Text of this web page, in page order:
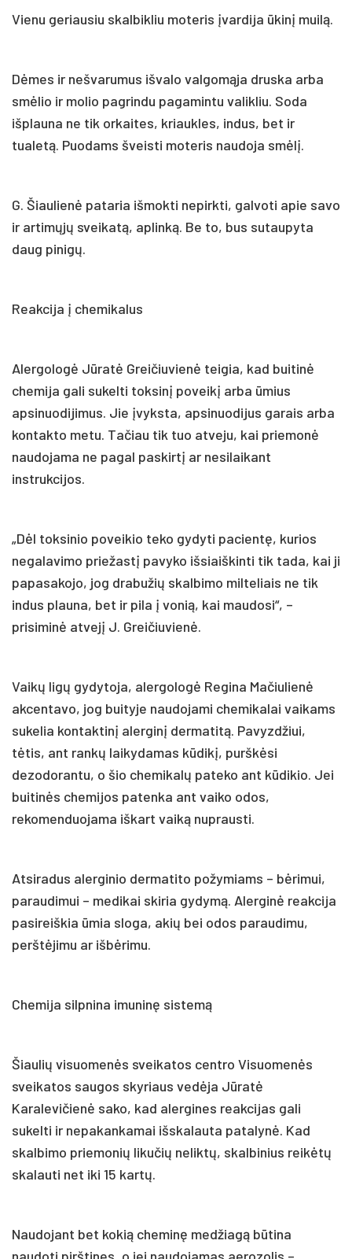
Vienu geriausiu skalbikliu moteris įvardija ūkinį muilą.
Dėmes ir nešvarumus išvalo valgomąja druska arba
smėlio ir molio pagrindu pagamintu valikliu. Soda
išplauna ne tik orkaites, kriaukles, indus, bet ir
tualetą. Puodams šveisti moteris naudoja smėlį.
G. Šiaulienė pataria išmokti nepirkti, galvoti apie savo
ir artimųjų sveikatą, aplinką. Be to, bus sutaupyta
daug pinigų.
Reakcija į chemikalus
Alergologė Jūratė Greičiuvienė teigia, kad buitinė
chemija gali sukelti toksinį poveikį arba ūmius
apsinuodijimus. Jie įvyksta, apsinuodijus garais arba
kontakto metu. Tačiau tik tuo atveju, kai priemonė
naudojama ne pagal paskirtį ar nesilaikant
instrukcijos.
„Dėl toksinio poveikio teko gydyti pacientę, kurios
negalavimo priežastį pavyko išsiaiškinti tik tada, kai ji
papasakojo, jog drabužių skalbimo milteliais ne tik
indus plauna, bet ir pila į vonią, kai maudosi“, –
prisiminė atvejį J. Greičiuvienė.
Vaikų ligų gydytoja, alergologė Regina Mačiulienė
akcentavo, jog buityje naudojami chemikalai vaikams
sukelia kontaktinį alerginį dermatitą. Pavyzdžiui,
tėtis, ant rankų laikydamas kūdikį, purškėsi
dezodorantu, o šio chemikalų pateko ant kūdikio. Jei
buitinės chemijos patenka ant vaiko odos,
rekomenduojama iškart vaiką nuprausti.
Atsiradus alerginio dermatito požymiams – bėrimui,
paraudimui – medikai skiria gydymą. Alerginė reakcija
pasireiškia ūmia sloga, akių bei odos paraudimu,
perštėjimu ar išbėrimu.
Chemija silpnina imuninę sistemą
Šiaulių visuomenės sveikatos centro Visuomenės
sveikatos saugos skyriaus vedėja Jūratė
Karalevičienė sako, kad alergines reakcijas gali
sukelti ir nepakankamai išskalauta patalynė. Kad
skalbimo priemonių likučių neliktų, skalbinius reikėtų
skalauti net iki 15 kartų.
Naudojant bet kokią cheminę medžiagą būtina